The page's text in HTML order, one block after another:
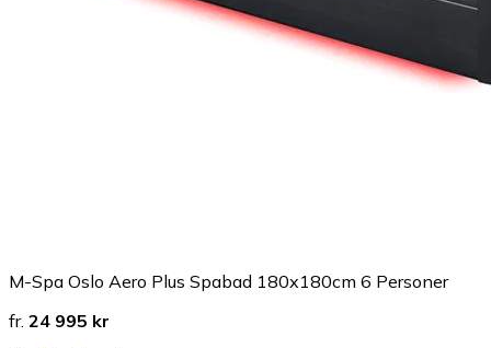
M-Spa Oslo Aero Plus Spabad 180x180cm 6 Personer
fr. 24 995 kr